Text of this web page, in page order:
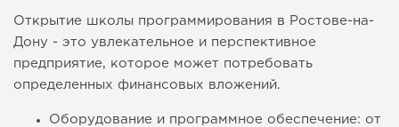
Открытие школы программирования в Ростове-на-
Дону - это увлекательное и перспективное
предприятие, которое может потребовать
определенных финансовых вложений.
Оборудование и программное обеспечение: от